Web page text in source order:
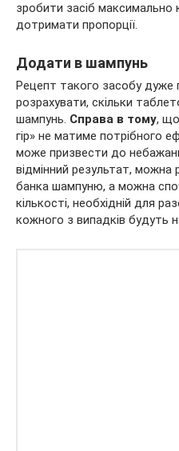
зробити засіб максимально
дотримати пропорції.
Додати в шампунь
Рецепт такого засобу дуже
розрахувати, скільки
шампунь. Справа в тому, що
гір» не матиме потрібного
може призвести до
відмінний результат, можна
банка шампуню, а можна
кількості, необхідній для
кожного з випадків будуть